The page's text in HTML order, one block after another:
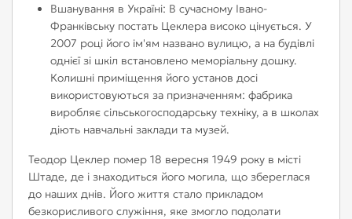
Вшанування в Україні: В сучасному Івано-
Франківську постать Цеклера високо цінується. У
2007 році його ім'ям названо вулицю, а на будівлі
однієї зі шкіл встановлено меморіальну дошку.
Колишні приміщення його установ досі
використовуються за призначенням: фабрика
виробляє сільськогосподарську техніку, а в школах
діють навчальні заклади та музей.
Теодор Цеклер помер 18 вересня 1949 року в місті
Штаде, де і знаходиться його могила, що збереглася
до наших днів. Його життя стало прикладом
безкорисливого служіння, яке змогло подолати